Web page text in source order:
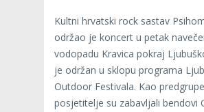
Kultni hrvatski rock sastav
održao je koncert u petak
vodopadu Kravica pokraj
je održan u sklopu programa
Outdoor Festivala. Kao predgrupe
posjetitelje su zabavljali bendovi